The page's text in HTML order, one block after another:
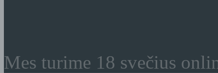
Mes turime 18 svečius